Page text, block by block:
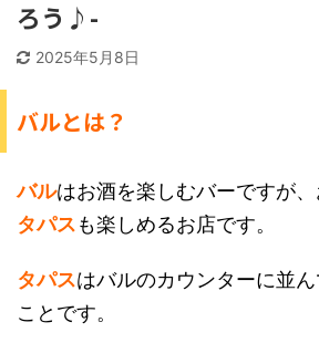
ろう♪-
2025年5月8日
バルとは？
バルはお酒を楽しむバーですが
タパスも楽しめるお店です。
タパスはバルのカウンターに並
ことです。